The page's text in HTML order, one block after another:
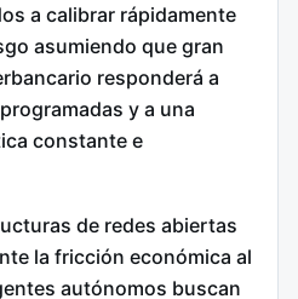
a calibrar rápidamente
asumiendo que gran
responderá a
y a una
constante e
de redes abiertas
la fricción económica al
autónomos buscan